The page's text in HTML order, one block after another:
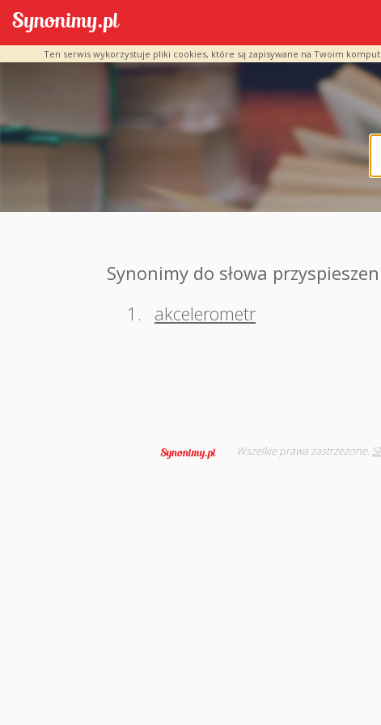
Ten serwis wykorzystuje pliki cookies, które są zapisywane na Twoim
Synonimy do słowa
1.
akcelerometr
Wszelkie prawa zastrzeżone.